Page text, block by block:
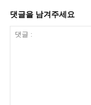
댓글을 남겨주세요